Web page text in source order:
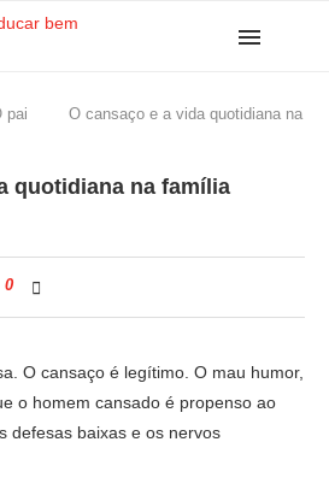
pai
O cansaço e a vida quotidiana na
quotidiana na família
0
O cansaço é legítimo. O mau humor,
o homem cansado é propenso ao
defesas baixas e os nervos